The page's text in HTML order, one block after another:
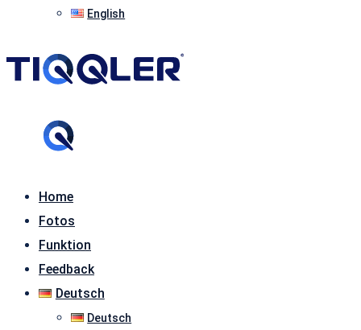
English
Home
Fotos
Funktion
Feedback
Deutsch
Deutsch